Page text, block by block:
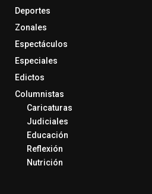
Deportes
Zonales
Espectáculos
Especiales
Edictos
Columnistas
Caricaturas
Judiciales
Educación
Reflexión
Nutrición